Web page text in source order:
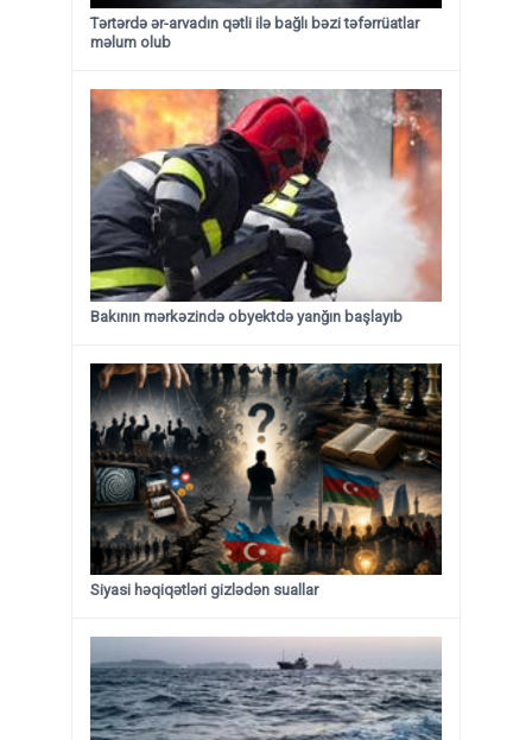
Tərtərdə ər-arvadın qətli ilə bağlı bəzi təfərrüatlar
məlum olub
Bakının mərkəzində obyektdə yanğın başlayıb
Siyasi həqiqətləri gizlədən suallar